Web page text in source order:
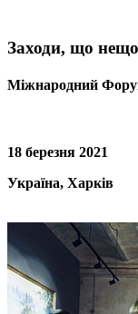
Заходи, що
Міжнародний
18 березня 2021
Україна, Харків